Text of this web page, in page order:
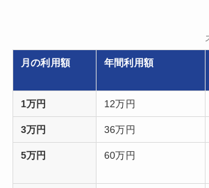
月の利用額 年間利用額
1万円 12万円
3万円 36万円
5万円 60万円